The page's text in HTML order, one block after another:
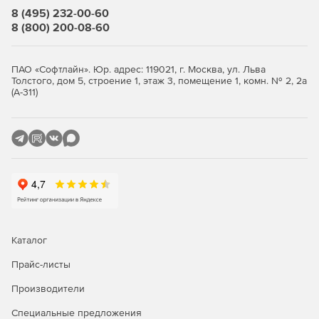
сечений и расчета их геометрических характеристик
на основе теории сплошных стержней.
сечений и расчета их геометрических характеристик
на основе теории тонкостенных стержней.
сечений.
интенсивности напряжений.
SCAD Office соответствует следующим строительным
8 (495) 232-00-60
8 (800) 200-08-60
ПАО «Софтлайн». Юр. адрес: 119021, г. Москва, ул. Льва
Толстого, дом 5, строение 1, этаж 3, помещение 1, комн. № 2, 2а
(А-311)
Каталог
Прайс-листы
Производители
Специальные предложения